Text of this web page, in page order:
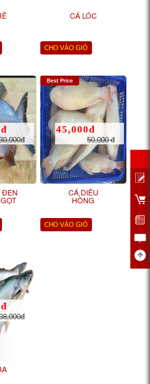
CÁ LÓC
CHO VÀO GIỎ
ĐEN
Best Price
CÁ DIÊU
HỒNG
45,000đ
50,000 đ
CHO VÀO GIỎ